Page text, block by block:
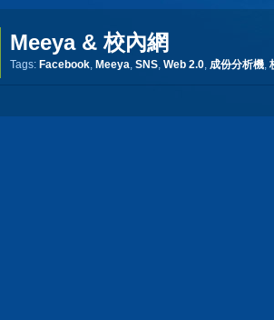
Meeya & 校內網
Tags: Facebook, Meeya, SNS, Web 2.0, 成份分析機,